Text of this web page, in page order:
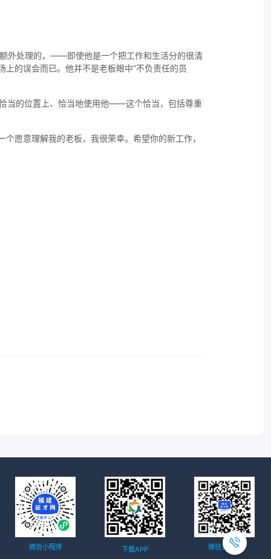
外处理的，——即使他是一个把工作和生活分的很清
的误会而已。他并不是老板眼中“不负责任的员
当的位置上、恰当地使用他——这个恰当，包括尊重
愿意理解我的老板，我很荣幸。希望你的新工作，
微信小程序 下载APP 微信公众号